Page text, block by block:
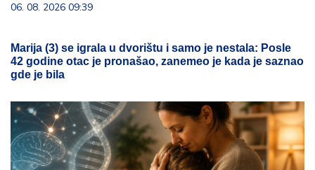
06. 08. 2026 09:39
Marija (3) se igrala u dvorištu i samo je nestala: Posle
42 godine otac je pronašao, zanemeo je kada je saznao
gde je bila